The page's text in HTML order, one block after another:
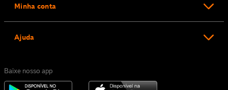
Minha conta
Ajuda
Baixe nosso app